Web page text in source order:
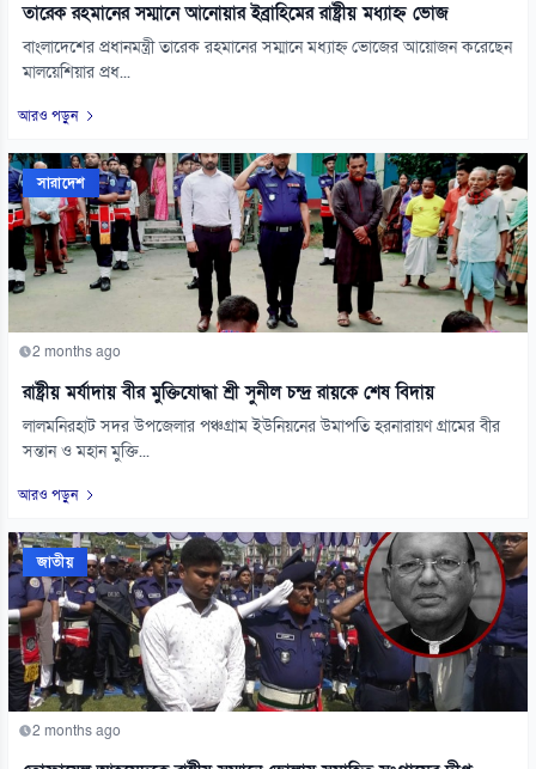
তারেক রহমানের সম্মানে আনোয়ার ইব্রাহিমের রাষ্ট্রীয় মধ্যাহ্ন ভোজ
বাংলাদেশের প্রধানমন্ত্রী তারেক রহমানের সম্মানে মধ্যাহ্ন ভোজের আয়োজন করেছেন
মালয়েশিয়ার প্রধ...
আরও পড়ুন
সারাদেশ
2 months ago
রাষ্ট্রীয় মর্যাদায় বীর মুক্তিযোদ্ধা শ্রী সুনীল চন্দ্র রায়কে শেষ বিদায়
লালমনিরহাট সদর উপজেলার পঞ্চগ্রাম ইউনিয়নের উমাপতি হরনারায়ণ গ্রামের বীর
সন্তান ও মহান মুক্তি...
আরও পড়ুন
জাতীয়
2 months ago